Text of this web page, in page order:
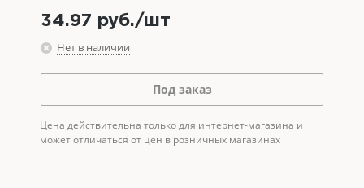
34.97 руб./шт
Нет в наличии
Под заказ
Цена действительна только для интернет-магазина и
может отличаться от цен в розничных магазинах